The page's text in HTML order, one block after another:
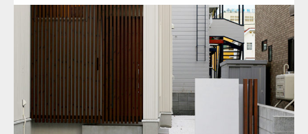
セミクローズ モダン アプローチ 駐車スペース お庭 バーベキュース
門柱・機能門柱 角柱 土間コンクリート テラス 南区
新築
詳細